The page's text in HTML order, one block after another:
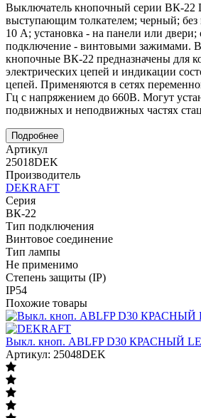
Выключатель кнопочный серии ВК-22
выступающим толкателем; черный;
10 А; установка - на панели или двери;
подключение - винтовыми зажимами.
кнопочные ВК-22 предназначены для
электрических цепей и индикации
цепей. Применяются в сетях
Гц с напряжением до 660В. Могут
подвижных и неподвижных частях
Подробнее
Артикул
25018DEK
Производитель
DEKRAFT
Серия
ВК-22
Тип подключения
Винтовое соединение
Тип лампы
Не применимо
Степень защиты (IP)
IP54
Похожие товары
Выкл. кноп. ABLFP D30 КРАСНЫЙ
Артикул: 25048DEK